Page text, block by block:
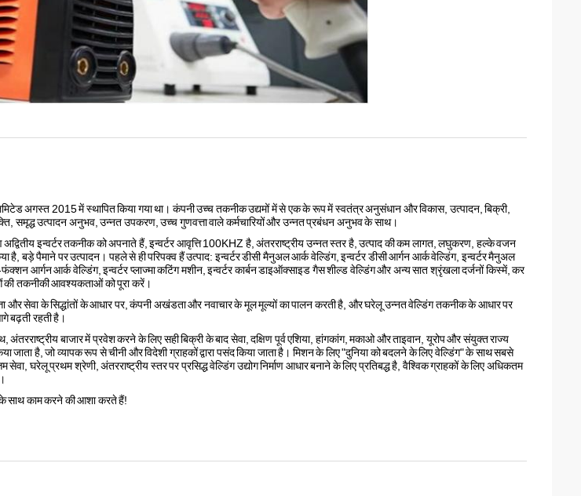
अगस्त 2015 में स्थापित किया गया था। कंपनी उच्च तकनीक उद्यमों में से एक के रूप में स्वतंत्र अनुसंधान और विकास, उत्पादन, बिक्री,
समृद्ध उत्पादन अनुभव, उन्नत उपकरण, उच्च गुणवत्ता वाले कर्मचारियों और उन्नत प्रबंधन अनुभव के साथ।
इन्वर्टर तकनीक को अपनाते हैं, इन्वर्टर आवृत्ति 100KHZ है, अंतरराष्ट्रीय उन्नत स्तर है, उत्पाद की कम लागत, लघुकरण, हल्के वजन
बड़े पैमाने पर उत्पादन। पहले से ही परिपक्व हैं उत्पाद: इन्वर्टर डीसी मैनुअल आर्क वेल्डिंग, इन्वर्टर डीसी आर्गन आर्क वेल्डिंग, इन्वर्टर मैनुअल
आर्गन आर्क वेल्डिंग, इन्वर्टर प्लाज्मा कटिंग मशीन, इन्वर्टर कार्बन डाइऑक्साइड गैस शील्ड वेल्डिंग और अन्य सात श्रृंखला दर्जनों किस्में, कर
की तकनीकी आवश्यकताओं को पूरा करें।
और सेवा के सिद्धांतों के आधार पर, कंपनी अखंडता और नवाचार के मूल मूल्यों का पालन करती है, और घरेलू उन्नत वेल्डिंग तकनीक के आधार पर
बढ़ती रहती है।
बाजार में प्रवेश करने के लिए सही बिक्री के बाद सेवा, दक्षिण पूर्व एशिया, हांगकांग, मकाओ और ताइवान, यूरोप और संयुक्त राज्य
जाता है, जो व्यापक रूप से चीनी और विदेशी ग्राहकों द्वारा पसंद किया जाता है। मिशन के लिए "दुनिया को बदलने के लिए वेल्डिंग" के साथ सबसे
घरेलू प्रथम श्रेणी, अंतरराष्ट्रीय स्तर पर प्रसिद्ध वेल्डिंग उद्योग निर्माण आधार बनाने के लिए प्रतिबद्ध है, वैश्विक ग्राहकों के लिए अधिकतम
साथ काम करने की आशा करते हैं!